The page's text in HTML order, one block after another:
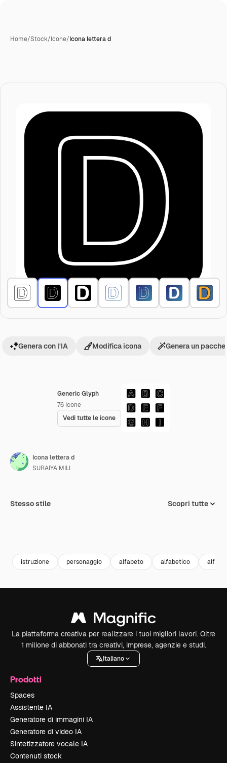
Home/Stock/Icone/Icona lettera d
Generic Glyph
76 Icone
Vedi tutte le icone
Genera con l'IA Modifica icona Genera un
Icona lettera d
SURAIYA MILI
Stesso stile Scopri tutte
istruzione personaggio alfabeto alfabetico
La piattaforma creativa per realizzare i tuoi migliori lavori. Oltre
1 milione di abbonati tra creativi, imprese, agenzie e studi.
Italiano
Prodotti
Spaces
Assistente IA
Generatore di immagini IA
Generatore di video IA
Sintetizzatore vocale IA
Contenuti stock